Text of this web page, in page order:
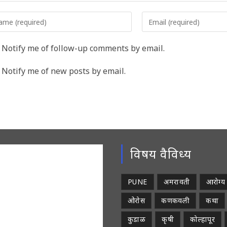
your
address
Notify me of follow-up comments by email.
Notify me of new posts by email.
विषय वैविध्य
PUNE अमरावती आरोग्य
ओरोस
कणकवली कथा
कुडाळ
कृषी कोल्हापूर